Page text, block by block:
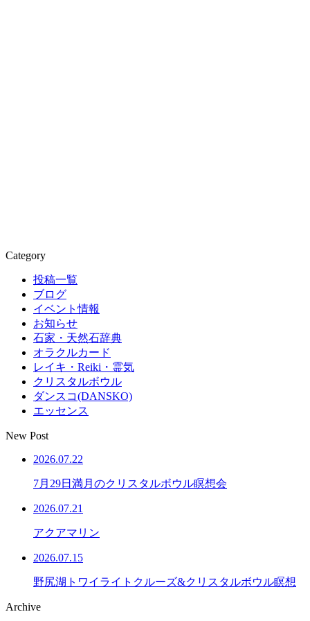
Category
投稿一覧
ブログ
イベント情報
お知らせ
石家・天然石辞典
オラクルカード
レイキ・Reiki・霊気
クリスタルボウル
ダンスコ(DANSKO)
エッセンス
New Post
2026.07.22
7月29日満月のクリスタルボウル瞑想会
2026.07.21
アクアマリン
2026.07.15
野尻湖トワイライトクルーズ&クリスタルボウル瞑想
Archive